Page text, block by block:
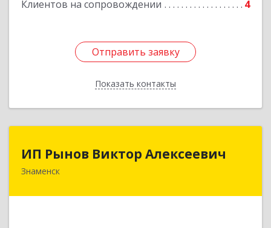
Клиентов на сопровождении 4
Отправить заявку
Показать контакты
Отправить заявку
Назад
ИП Рынов Виктор Алексеевич
Знаменск